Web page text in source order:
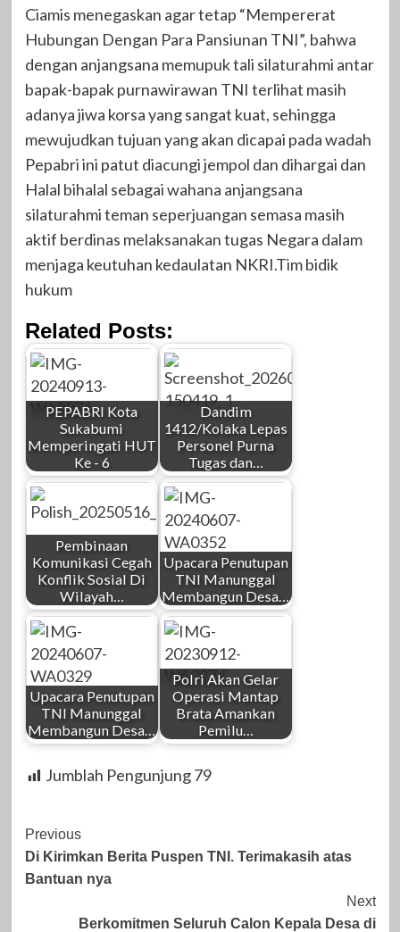
Ciamis menegaskan agar tetap “Mempererat
Hubungan Dengan Para Pansiunan TNI”, bahwa
dengan anjangsana memupuk tali silaturahmi antar
bapak-bapak purnawirawan TNI terlihat masih
adanya jiwa korsa yang sangat kuat, sehingga
mewujudkan tujuan yang akan dicapai pada wadah
Pepabri ini patut diacungi jempol dan dihargai dan
Halal bihalal sebagai wahana anjangsana
silaturahmi teman seperjuangan semasa masih
aktif berdinas melaksanakan tugas Negara dalam
menjaga keutuhan kedaulatan NKRI.Tim bidik
hukum
Related Posts:
PEPABRI Kota
Sukabumi
Memperingati HUT
Ke - 6
Dandim
1412/Kolaka Lepas
Personel Purna
Tugas dan…
Pembinaan
Komunikasi Cegah
Konflik Sosial Di
Wilayah…
Upacara Penutupan
TNI Manunggal
Membangun Desa…
Upacara Penutupan
TNI Manunggal
Membangun Desa…
Polri Akan Gelar
Operasi Mantap
Brata Amankan
Pemilu…
Jumblah Pengunjung 79
Post
Navigation
Previous
Di Kirimkan Berita Puspen TNI. Terimakasih atas
Bantuan nya
Next
Berkomitmen Seluruh Calon Kepala Desa di